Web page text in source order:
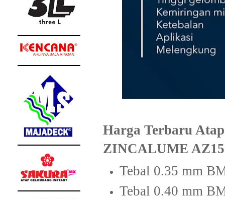
Harga Terbaru
ZINCALUME
Tebal 0.35 mm
Tebal 0.40 mm